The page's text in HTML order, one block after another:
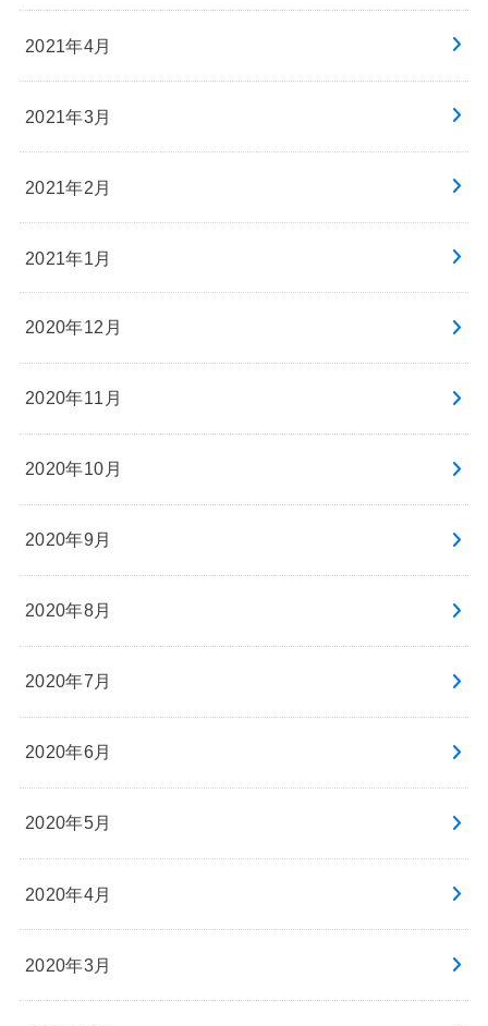
2021年4月
2021年3月
2021年2月
2021年1月
2020年12月
2020年11月
2020年10月
2020年9月
2020年8月
2020年7月
2020年6月
2020年5月
2020年4月
2020年3月